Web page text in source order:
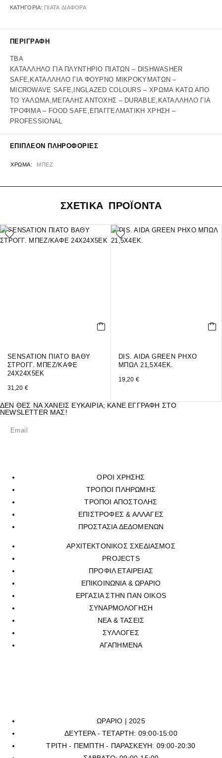
ΚΑΤΗΓΟΡΊΑ: ΠΙΑΤΑ ΔΙΑΦΟΡΑ
ΠΕΡΙΓΡΑΦΉ
TBA
ΚΑΤΑΛΛΗΛΟ ΓΙΑ ΠΛΥΝΤΗΡΙΟ ΠΙΑΤΩΝ – DISHWASHER
SAFE,ΚΑΤΑΛΛΗΛΟ ΓΙΑ ΦΟΥΡΝΟ ΜΙΚΡΟΚΥΜΑΤΩΝ –
MICROWAVE SAFE,INGLAZED COLOURS – ΧΡΩΜΑ ΚΑΤΩ ΑΠΟ
ΤΟ ΥΑΛΩΜΑ,ΜΕΓΑΛΗΣ ΑΝΤΟΧΗΣ – DURABLE,ΚΑΤΑΛΛΗΛΟ ΓΙΑ
ΤΡΟΦΙΜΑ – FOOD SAFE,ΕΠΑΓΓΕΛΜΑΤΙΚΗ ΧΡΗΣΗ –
PROFESSIONAL
ΕΠΙΠΛΈΟΝ ΠΛΗΡΟΦΟΡΊΕΣ
ΧΡΏΜΑ ΜΠΕΖ
ΣΧΕΤΙΚΑ ΠΡΟΪΟΝΤΑ
SENSATION ΠΙΑΤΟ ΒΑΘΥ
ΣΤΡΟΓΓ. ΜΠΕΖ/ΚΑΦΕ
24Χ24Χ5ΕΚ
31,20 €
DIS. AIDA GREEN ΡΗΧΟ
ΜΠΩΛ 21,5Χ4ΕΚ.
19,20 €
ΔΕΝ ΘΕΣ ΝΑ ΧΑΝΕΙΣ ΕΥΚΑΙΡΙΑ; ΚΑΝΕ ΕΓΓΡΑΦΗ ΣΤΟ
NEWSLETTER ΜΑΣ!
ΟΡΟΙ ΧΡΗΣΗΣ
ΤΡΟΠΟΙ ΠΛΗΡΩΜΗΣ
ΤΡΟΠΟΙ ΑΠΟΣΤΟΛΗΣ
ΕΠΙΣΤΡΟΦΕΣ & ΑΛΛΑΓΕΣ
ΠΡΟΣΤΑΣΙΑ ΔΕΔΟΜΕΝΩΝ
ΑΡΧΙΤΕΚΤΟΝΙΚΟΣ ΣΧΕΔΙΑΣΜΟΣ
PROJECTS
ΠΡΟΦΙΛ ΕΤΑΙΡΕΙΑΣ
ΕΠΙΚΟΙΝΩΝΙΑ & ΩΡΑΡΙΟ
ΕΡΓΑΣΙΑ ΣΤΗΝ ΠΑΝ OIKOS
ΣΥΝΑΡΜΟΛΟΓΗΣΗ
ΝΕΑ & ΤΑΣΕΙΣ
ΣΥΛΛΟΓΕΣ
ΑΓΑΠΗΜΕΝΑ
ΩΡΑΡΙΟ | 2025
ΔΕΥΤΕΡΑ - ΤΕΤΑΡΤΗ: 09:00-15:00
ΤΡΙΤΗ - ΠΕΜΠΤΗ - ΠΑΡΑΣΚΕΥΗ: 09:00-20:30